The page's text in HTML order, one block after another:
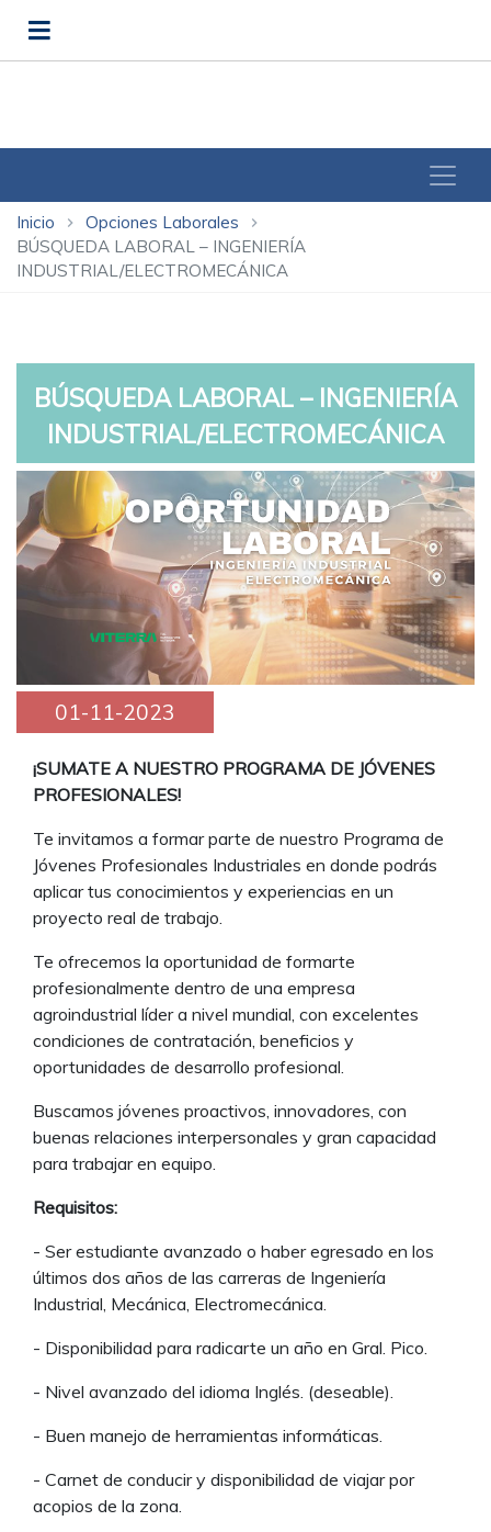
Inicio chevron_right Opciones Laborales chevron_right
BÚSQUEDA LABORAL – INGENIERÍA
INDUSTRIAL/ELECTROMECÁNICA
BÚSQUEDA LABORAL – INGENIERÍA
INDUSTRIAL/ELECTROMECÁNICA
01-11-2023
¡SUMATE A NUESTRO PROGRAMA DE JÓVENES
PROFESIONALES!
Te invitamos a formar parte de nuestro Programa de
Jóvenes Profesionales Industriales en donde podrás
aplicar tus conocimientos y experiencias en un
proyecto real de trabajo.
Te ofrecemos la oportunidad de formarte
profesionalmente dentro de una empresa
agroindustrial líder a nivel mundial, con excelentes
condiciones de contratación, beneficios y
oportunidades de desarrollo profesional.
Buscamos jóvenes proactivos, innovadores, con
buenas relaciones interpersonales y gran capacidad
para trabajar en equipo.
Requisitos:
- Ser estudiante avanzado o haber egresado en los
últimos dos años de las carreras de Ingeniería
Industrial, Mecánica, Electromecánica.
- Disponibilidad para radicarte un año en Gral. Pico.
- Nivel avanzado del idioma Inglés. (deseable).
- Buen manejo de herramientas informáticas.
- Carnet de conducir y disponibilidad de viajar por
acopios de la zona.